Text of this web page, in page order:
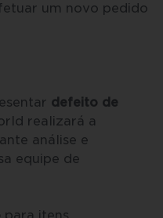
um novo pedido
defeito de
realizará a
análise e
equipe de